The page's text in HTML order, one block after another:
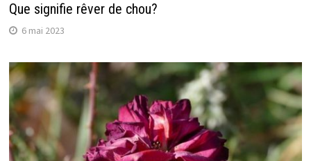
Que signifie rêver de chou?
6 mai 2023